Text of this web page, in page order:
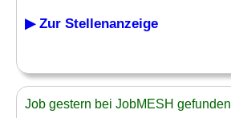
▶ Zur Stellenanzeige
Job gestern bei JobMESH gefunden